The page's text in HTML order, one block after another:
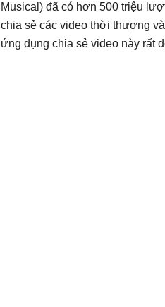
Musical) đã có hơn 500 triệu
chia sẻ các video thời thượng
ứng dụng chia sẻ video này rất